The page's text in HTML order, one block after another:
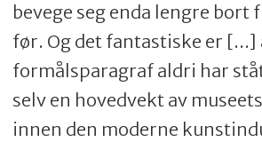
bevege seg enda lengre bort
før. Og det fantastiske er [...]
formålsparagraf aldri har
selv en hovedvekt av
innen den moderne